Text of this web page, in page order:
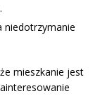
niedotrzymanie
mieszkanie jest